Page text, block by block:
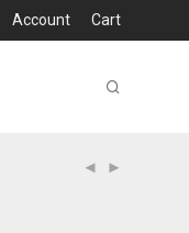
Account Cart